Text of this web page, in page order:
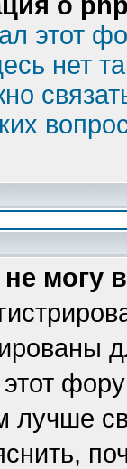
этот
нет
могу
этот
лучше